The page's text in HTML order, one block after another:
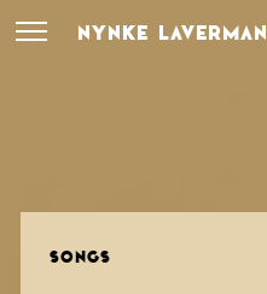
NYNKE LAVERMAN
SONGS